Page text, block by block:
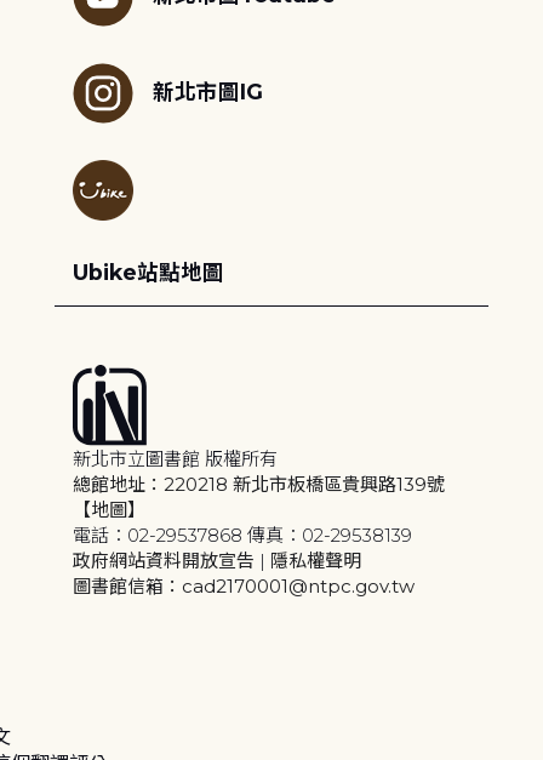
新北市圖IG
Ubike站點地圖
新北市立圖書館 版權所有
總館地址：220218 新北市板橋區貴興路139號
【地圖】
電話：02-29537868 傳真：02-29538139
政府網站資料開放宣告 | 隱私權聲明
圖書館信箱：cad2170001@ntpc.gov.tw